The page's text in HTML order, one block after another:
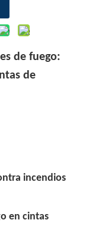
de fuego:
de
incendios
en cintas